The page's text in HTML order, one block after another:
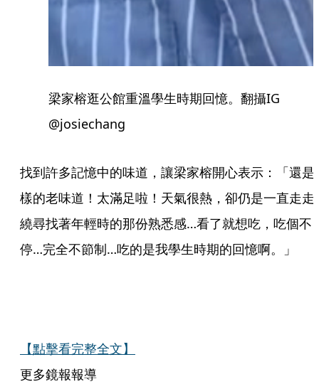
梁家榕逛公館重溫學生時期回憶。翻攝IG
@josiechang
找到許多記憶中的味道，讓梁家榕開心表示：「還是
樣的老味道！太滿足啦！天氣很熱，卻仍是一直走走
繞尋找著年輕時的那份熟悉感…看了就想吃，吃個不
停…完全不節制…吃的是我學生時期的回憶啊。」
【點擊看完整全文】
更多鏡報報導